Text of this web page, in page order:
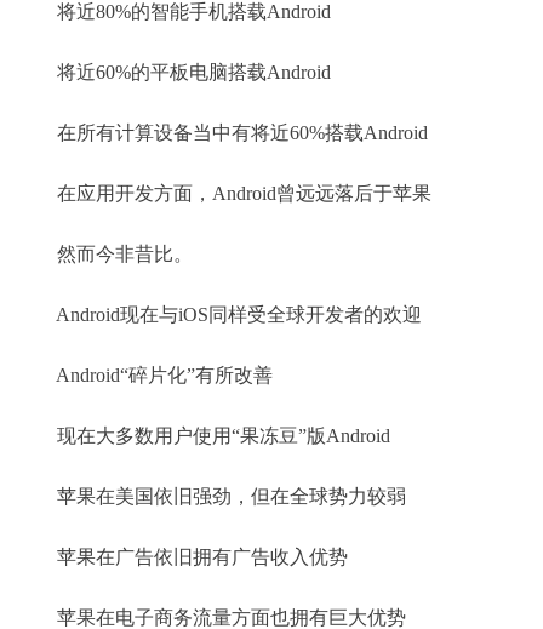
将近80%的智能手机搭载Android
将近60%的平板电脑搭载Android
在所有计算设备当中有将近60%搭载Android
在应用开发方面，Android曾远远落后于苹果
然而今非昔比。
Android现在与iOS同样受全球开发者的欢迎
Android“碎片化”有所改善
现在大多数用户使用“果冻豆”版Android
苹果在美国依旧强劲，但在全球势力较弱
苹果在广告依旧拥有广告收入优势
苹果在电子商务流量方面也拥有巨大优势